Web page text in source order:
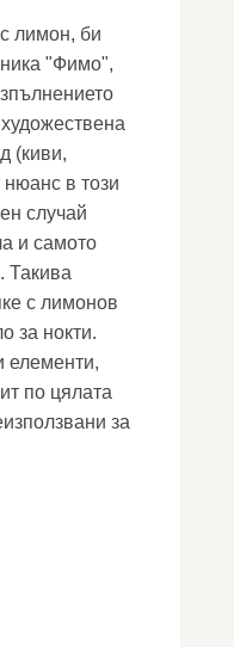
лимон, би
"Фимо",
(киви,
в този
случай
и самото
Такива
с лимонов
за нокти.
елементи,
по цялата
за